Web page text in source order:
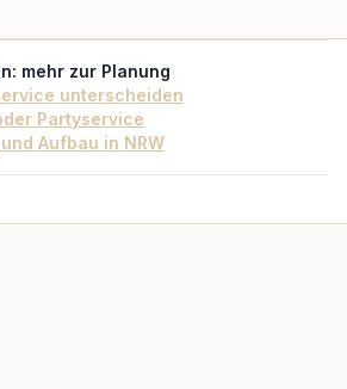
: mehr zur Planung
unterscheiden
Partyservice
Aufbau in NRW